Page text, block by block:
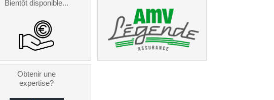
Bientôt disponible...
Obtenir une
expertise?